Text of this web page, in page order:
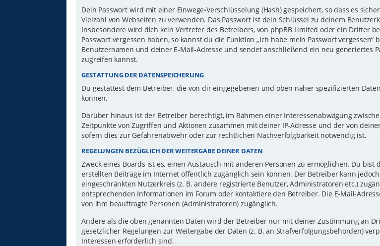
Dein Passwort wird mit einer Einwege-Verschlüsselung (Hash) gespeichert, so dass es
Vielzahl von Webseiten zu verwenden. Das Passwort ist dein Schlüssel zu deinem
Insbesondere wird dich kein Vertreter des Betreibers, von phpBB Limited oder ein Dritter
Passwort vergessen haben, so kannst du die Funktion „Ich habe mein Passwort
Benutzernamen und deiner E-Mail-Adresse und sendet anschließend ein neu generiertes
zugreifen kannst.
GESTATTUNG DER DATENSPEICHERUNG
Du gestattest dem Betreiber, die von dir eingegebenen und oben näher spezifizierten
können.
Darüber hinaus ist der Betreiber berechtigt, im Rahmen einer Interessenabwägung
Zeitpunkte von Zugriffen und Aktionen zusammen mit deiner IP-Adresse und der von
sofern dies zur Gefahrenabwehr oder zur rechtlichen Nachverfolgbarkeit notwendig ist.
REGELUNGEN BEZÜGLICH DER WEITERGABE DEINER DATEN
Zweck eines Boards ist es, einen Austausch mit anderen Personen zu ermöglichen. Du
erstellten Beiträge im Internet öffentlich zugänglich sein können. Der Betreiber kann
eingeschränkten Nutzerkreis (z. B. andere registrierte Benutzer, Administratoren etc.)
entsprechenden Informationen im Forum oder kontaktiere den Betreiber. Die E-Mail-
von ihm beauftragte Personen (Administratoren) zugänglich.
Andere als die oben genannten Daten wird der Betreiber nur mit deiner Zustimmung an
gesetzlicher Regelungen zur Weitergabe der Daten (z. B. an Strafverfolgungsbehörden)
Interessen erforderlich sind.